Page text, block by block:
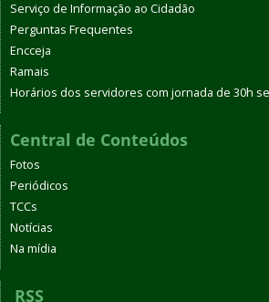
Serviço de Informação ao Cidadão
Perguntas Frequentes
Encceja
Ramais
Horários dos servidores com jornada de 30h
Central de Conteúdos
Fotos
Periódicos
TCCs
Notícias
Na mídia
RSS